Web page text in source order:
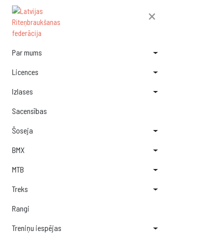
×
Par mums
Licences
Izlases
Sacensības
Šoseja
BMX
MTB
Treks
Rangi
Treniņu iespējas